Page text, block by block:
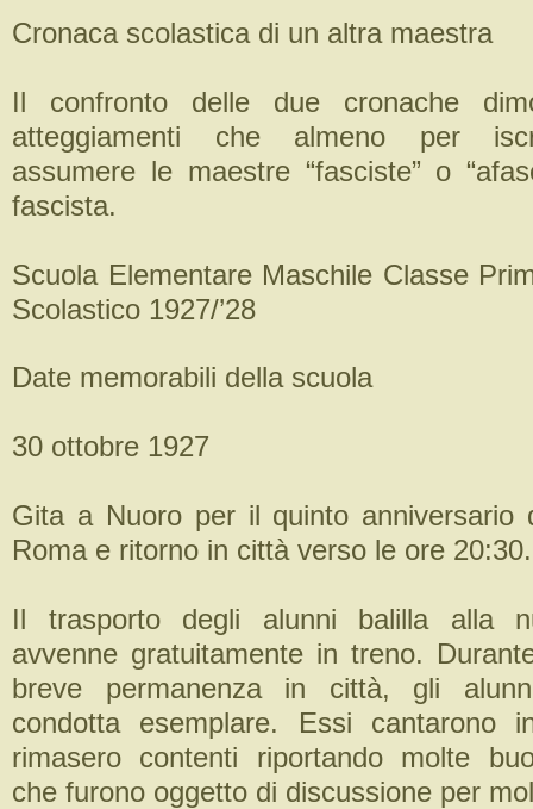
Cronaca scolastica di un altra maestra
Il confronto delle due cronache
atteggiamenti che almeno per
assumere le maestre “fasciste” o
fascista.
Scuola Elementare Maschile Classe
Scolastico 1927/’28
Date memorabili della scuola
30 ottobre 1927
Gita a Nuoro per il quinto anniversario
Roma e ritorno in città verso le ore 20:30.
Il trasporto degli alunni balilla alla
avvenne gratuitamente in treno.
breve permanenza in città, gli
condotta esemplare. Essi cantarono
rimasero contenti riportando molte
che furono oggetto di discussione per